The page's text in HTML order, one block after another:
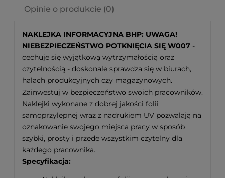
Opinie o produkcie (0)
NAKLEJKA INFORMACYJNA BHP: UWAGA!
NIEBEZPIECZEŃSTWO POTKNIĘCIA SIĘ W007 -
cechuje się wyjątkową wytrzymałością oraz
czytelnością - doskonale sprawdza się w biurach,
halach produkcyjnych czy magazynowych.
Zainwestuj w bezpieczeństwo swoich pracowników.
Naklejki wykonane z dobrej jakości folii
samoprzylepnej wraz z nadrukiem UV pozwalają na
oznakowanie swojego miejsca pracy w sposób
szybki, prosty i przede wszystkim czytelny dla
każdego pracownika.
Specyfikacja: